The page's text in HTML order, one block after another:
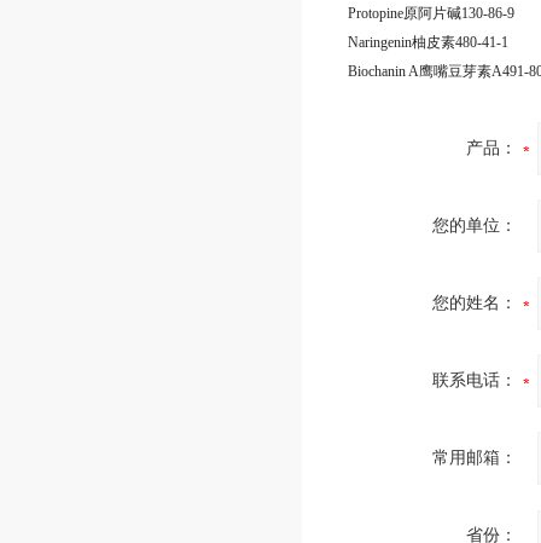
Protopine原阿片碱130-86-9
Naringenin柚皮素480-41-1
Biochanin A鹰嘴豆芽素A491-
产品：
您的单位：
您的姓名：
联系电话：
常用邮箱：
省份：